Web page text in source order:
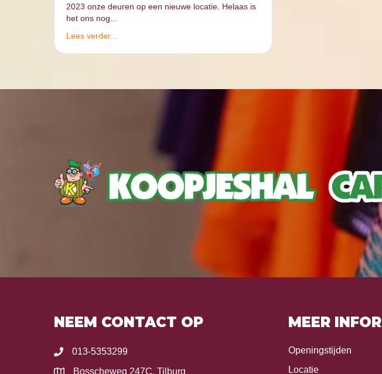
2023 onze deuren op een nieuwe locatie. Helaas is
het ons nog…
Lees verder...
NEEM CONTACT OP
013-5353299
Bosscheweg 247C, Tilburg
MEER
Openingstijden
Locatie